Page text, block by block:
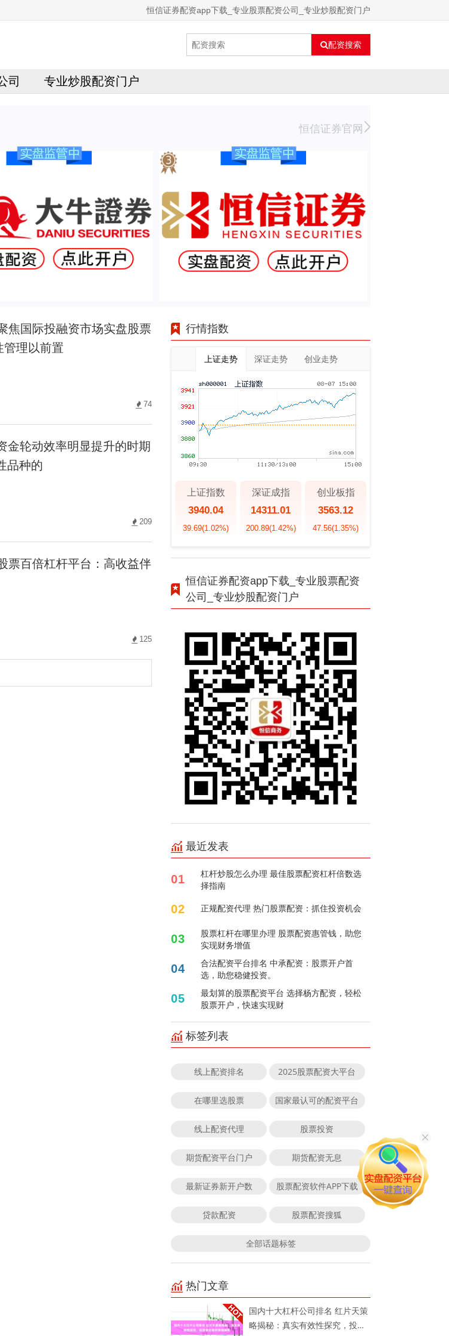
恒信证券配资app下载_专业股票配资公司_专业炒股配资门户
配资搜索
司 专业炒股配资门户
恒信证券官网
焦国际投融资市场实盘股票
理以前置
74
金轮动效率明显提升的时期
品种的
209
票百倍杠杆平台：高收益伴
125
行情指数
上证走势 深证走势 创业走势
上证指数
3940.04
39.69(1.02%)
深证成指
14311.01
200.89(1.42%)
创业板指
3563.12
47.56(1.35%)
恒信证券配资app下载_专业股票配资
公司_专业炒股配资门户
最近发表
01
杠杆炒股怎么办理 最佳股票配资杠杆倍数选
择指南
02 正规配资代理 热门股票配资：抓住投资机会
03
股票杠杆在哪里办理 股票配资惠管钱，助您
实现财务增值
04
合法配资平台排名 中承配资：股票开户首
选，助您稳健投资。
05
最划算的股票配资平台 选择杨方配资，轻松
股票开户，快速实现财
标签列表
线上配资排名 2025股票配资大平台
在哪里选股票 国家最认可的配资平台
线上配资代理 股票投资
期货配资平台门户 期货配资无息
最新证券新开户数 股票配资软件APP下载
贷款配资 股票配资搜狐
全部话题标签
热门文章
国内十大杠杆公司排名 红片天策
略揭秘：真实有效性探究，投资